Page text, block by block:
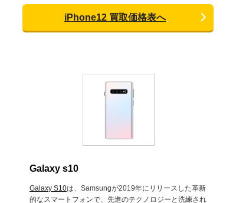
iPhone12 買取価格表へ
Galaxy s10
Galaxy S10は、Samsungが2019年にリリースした革新
的なスマートフォンで、先進のテクノロジーと洗練され